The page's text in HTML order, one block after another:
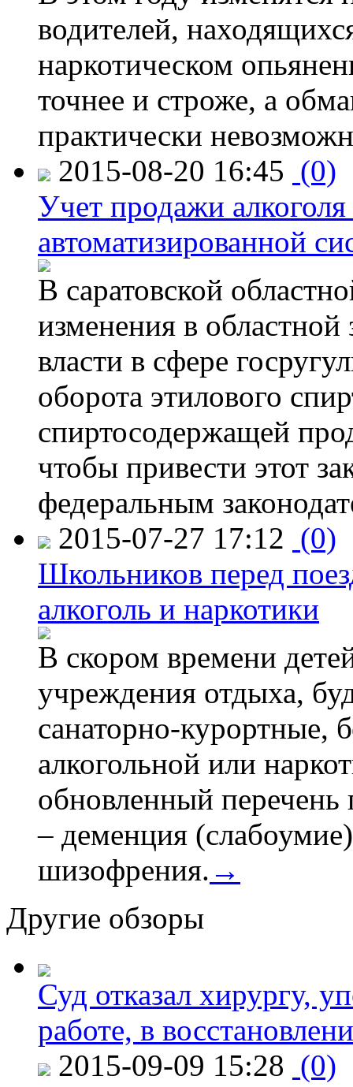
водителей,
наркотическом
точнее и строже, а
практически
2015-08-20 16:45 (0)
Учет продажи
автоматизированной
В саратовской
изменения в
власти в сфере
оборота этилового
спиртосодержащей
чтобы привести этот
федеральным
2015-07-27 17:12 (0)
Школьников перед
алкоголь и наркотики
В скором времени
учреждения отдыха,
санаторно-курортные,
алкогольной или
обновленный
– деменция
шизофрения. →
Другие обзоры
Суд отказал хирургу,
работе, в
2015-09-09 15:28 (0)